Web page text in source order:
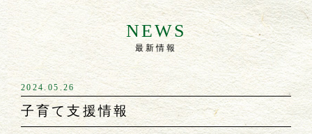
NEWS
最新情報
2024.05.26
子育て支援情報